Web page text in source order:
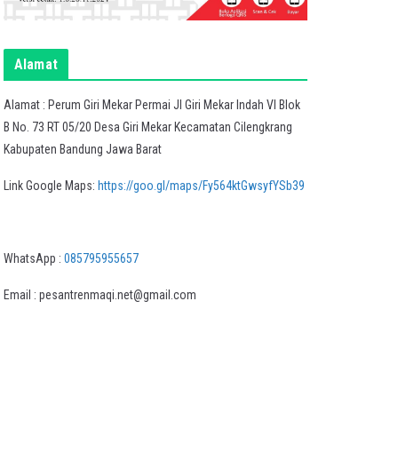
Alamat
Alamat : Perum Giri Mekar Permai Jl Giri Mekar Indah VI Blok
B No. 73 RT 05/20 Desa Giri Mekar Kecamatan Cilengkrang
Kabupaten Bandung Jawa Barat
Link Google Maps: https://goo.gl/maps/Fy564ktGwsyfYSb39
WhatsApp : 085795955657
Email : pesantrenmaqi.net@gmail.com